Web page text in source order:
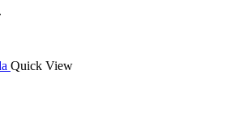
Quick View